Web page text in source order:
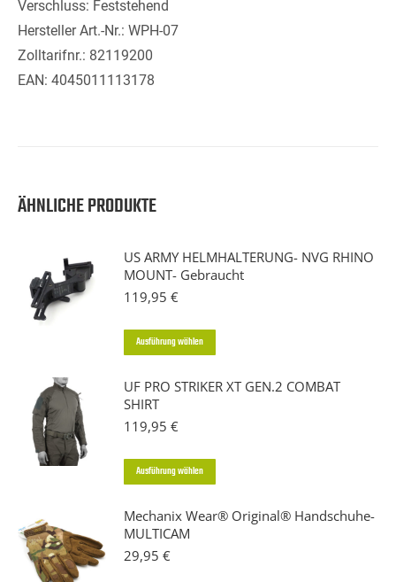
Verschluss: Feststehend
Hersteller Art.-Nr.: WPH-07
Zolltarifnr.: 82119200
EAN: 4045011113178
ÄHNLICHE PRODUKTE
US ARMY HELMHALTERUNG- NVG RHINO
MOUNT- Gebraucht
119,95 €
Ausführung wählen
weist
auf.
Die
Optionen
UF PRO STRIKER XT GEN.2 COMBAT
SHIRT
119,95 €
Ausführung wählen
weist
Mechanix Wear® Original® Handschuhe-
MULTICAM
29,95 €